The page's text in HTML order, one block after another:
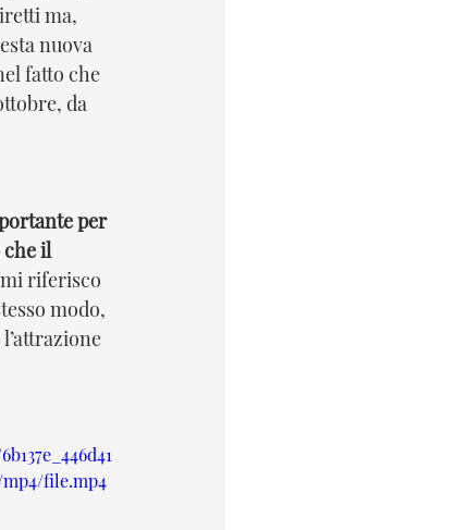
ma,
nuova
fatto che
da
per
che il
riferisco
modo,
mp4/file.mp4